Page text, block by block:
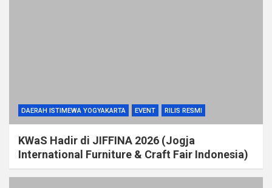
DAERAH ISTIMEWA YOGYAKARTA EVENT RILIS RESMI
KWaS Hadir di JIFFINA 2026 (Jogja
International Furniture & Craft Fair Indonesia)